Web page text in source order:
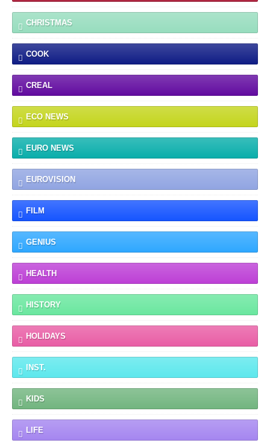
CHRISTMAS
COOK
CREAL
ECO NEWS
EURO NEWS
EUROVISION
FILM
GENIUS
HEALTH
HISTORY
HOLIDAYS
INST.
KIDS
LIFE